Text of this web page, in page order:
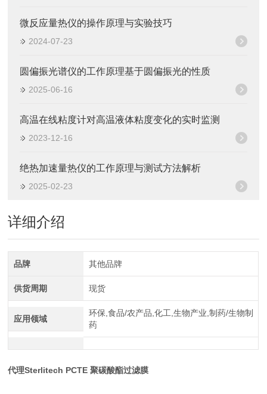
微反应量热仪的操作原理与实验技巧
2024-07-23
圆偏振光谱仪的工作原理基于圆偏振光的性质
2025-06-16
高温在线粘度计对高温液体粘度变化的实时监测
2023-12-16
绝热加速量热仪的工作原理与测试方法解析
2025-02-23
详细介绍
品牌 其他品牌
供货周期 现货
应用领域
环保,食品/农产品,化工,生物产业,制药/生物制
药
代理Sterlitech PCTE 聚碳酸酯过滤膜